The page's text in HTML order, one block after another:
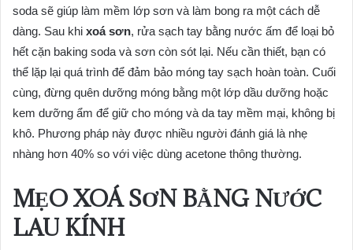
soda sẽ giúp làm mềm lớp sơn và làm bong ra một cách dễ
dàng. Sau khi xoá sơn, rửa sạch tay bằng nước ấm để loại bỏ
hết cặn baking soda và sơn còn sót lại. Nếu cần thiết, bạn có
thể lặp lại quá trình để đảm bảo móng tay sạch hoàn toàn. Cuối
cùng, đừng quên dưỡng móng bằng một lớp dầu dưỡng hoặc
kem dưỡng ẩm để giữ cho móng và da tay mềm mại, không bị
khô. Phương pháp này được nhiều người đánh giá là nhẹ
nhàng hơn 40% so với việc dùng acetone thông thường.
MẸO XOÁ SƠN BẰNG NƯỚC
LAU KÍNH